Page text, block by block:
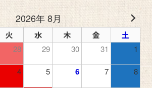
2026年 8月
火 水 木 金
土
28 29 30 31 1
4 5 6 7 8